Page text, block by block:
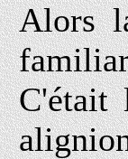
Alors
C'était